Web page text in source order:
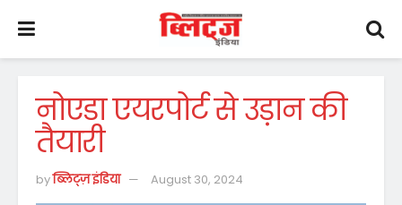
नोएडा एयरपोर्ट से उड़ान की
तैयारी
byब्लिट्ज़ इंडिया August 30, 2024